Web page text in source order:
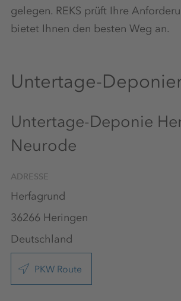
gelegen. REKS prüft Ihre
bietet Ihnen den besten Weg an.
Untertage-
Untertage-Deponie
Neurode
ADRESSE
Herfagrund
36266 Heringen
Deutschland
PKW Route